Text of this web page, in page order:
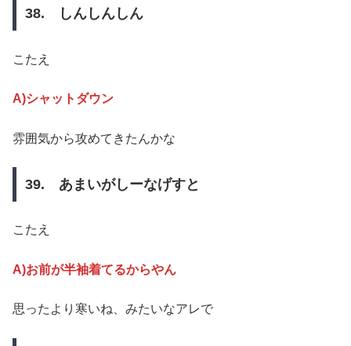
38. しんしんしん
こたえ
A)シャットダウン
雰囲気から攻めてきたんかな
39. あまいがしーなげすと
こたえ
A)お前が半袖着てるからやん
思ったより寒いね、みたいなアレで